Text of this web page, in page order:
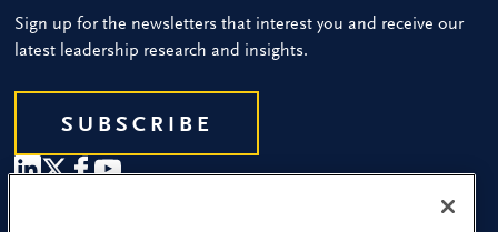
Sign up for the newsletters that interest you and receive our
latest leadership research and insights.
SUBSCRIBE